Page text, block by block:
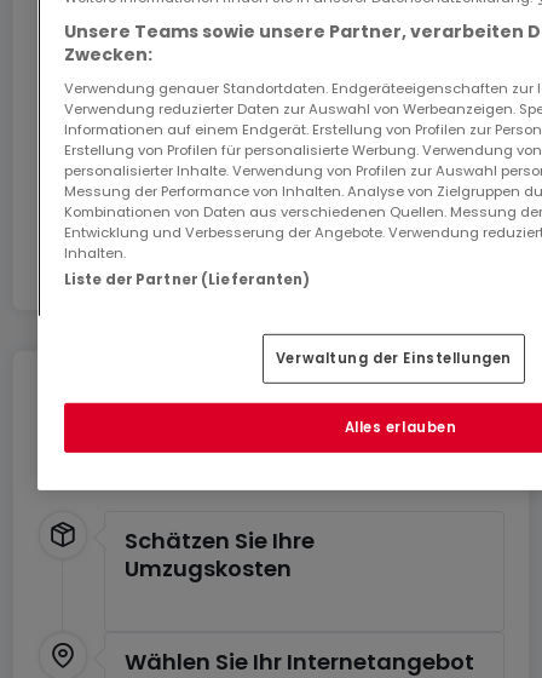
Sichern Sie sich mit dem Code ATHOME26 einen
Monat kostenloses Internet im schnellsten Netz
Luxemburgs.
Los geht’s
In Zusammenarbeit mit
Umziehen ohne Stress
Sie können von Dienstleistungen für einen
Schätzen Sie Ihre
Umzugskosten
Wählen Sie Ihr Internetangebot
Unsere Teams sowie unsere Partner, verarbeiten
Zwecken:
Verwendung genauer Standortdaten. Endgeräteeigenschaften zur
Verwendung reduzierter Daten zur Auswahl von Werbeanzeigen.
Informationen auf einem Endgerät. Erstellung von Profilen zur
Erstellung von Profilen für personalisierte Werbung. Verwendung
personalisierter Inhalte. Verwendung von Profilen zur Auswahl
Messung der Performance von Inhalten. Analyse von Zielgruppen
Kombinationen von Daten aus verschiedenen Quellen. Messung
Entwicklung und Verbesserung der Angebote. Verwendung
Inhalten.
Liste der Partner (Lieferanten)
Verwaltung der Einstellungen
Alles erlauben